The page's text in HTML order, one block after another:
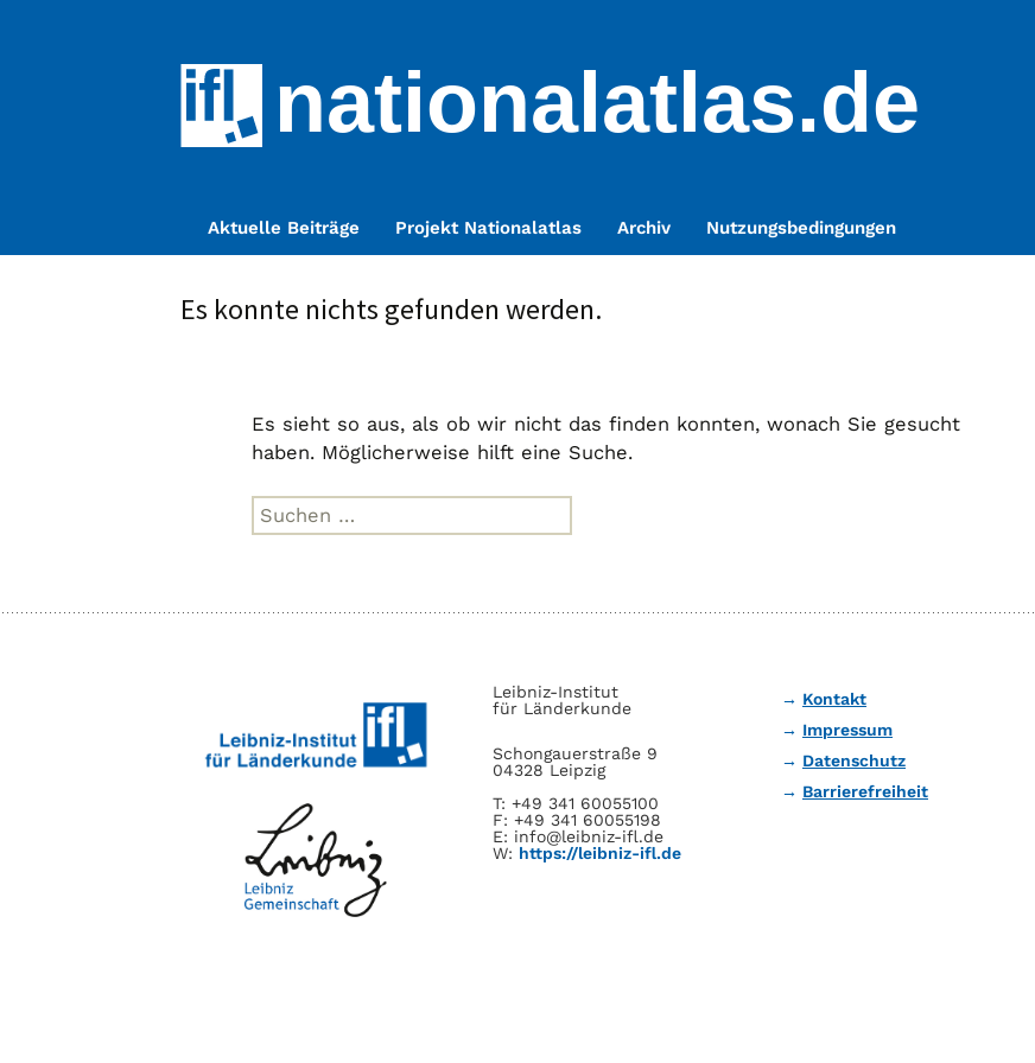
nationalatlas.de
Aktuelle Beiträge Projekt Nationalatlas Archiv Nutzungsbedingungen
Es konnte nichts gefunden werden.
Es sieht so aus, als ob wir nicht das finden konnten, wonach Sie gesucht
haben. Möglicherweise hilft eine Suche.
Suche
nach:
Leibniz-Institut
für Länderkunde
Schongauerstraße 9
04328 Leipzig
T: +49 341 60055100
F: +49 341 60055198
E: info@leibniz-ifl.de
W: https://leibniz-ifl.de
Kontakt
Impressum
Datenschutz
Barrierefreiheit